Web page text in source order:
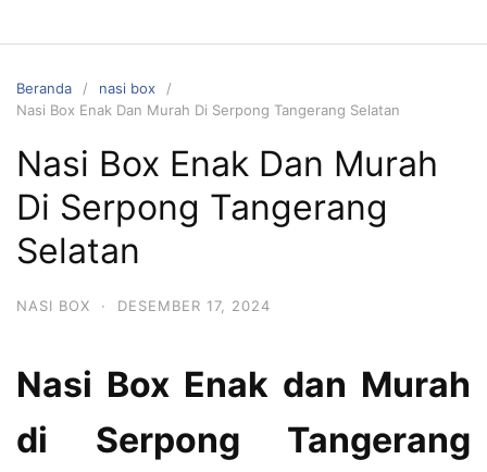
Beranda
nasi box
Nasi Box Enak Dan Murah Di Serpong Tangerang Selatan
Nasi Box Enak Dan Murah
Di Serpong Tangerang
Selatan
NASI BOX · DESEMBER 17, 2024
Nasi Box Enak dan Murah
di Serpong Tangerang